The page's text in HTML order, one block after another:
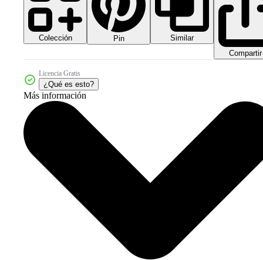
Colección Pin
Similar
Compartir
Licencia Gratis
¿Qué es esto?
Más información